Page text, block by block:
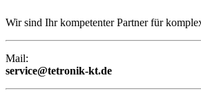
Wir sind Ihr kompetenter Partner für
Mail:
service@tetronik-kt.de